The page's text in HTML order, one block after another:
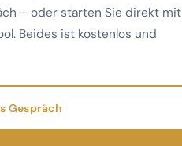
– oder starten Sie direkt mit
Beides ist kostenlos und
Gespräch